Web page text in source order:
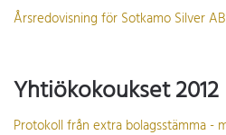
Årsredovisning för Sotkamo Silver
Yhtiökokoukset 2012
Protokoll från extra bolagsstämma -